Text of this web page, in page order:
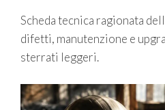
Scheda tecnica ragionata
difetti, manutenzione e
sterrati leggeri.